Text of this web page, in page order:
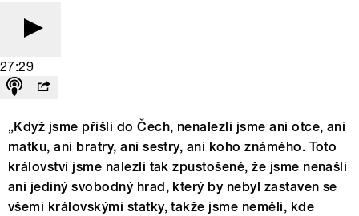
27:29
„Když jsme přišli do Čech, nenalezli jsme ani otce, ani
matku, ani bratry, ani sestry, ani koho známého. Toto
království jsme nalezli tak zpustošené, že jsme nenašli
ani jediný svobodný hrad, který by nebyl zastaven se
všemi královskými statky, takže jsme neměli, kde